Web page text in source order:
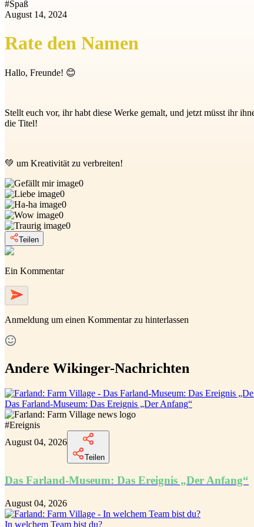
#Spaß
August 14, 2024
Rate den Namen
Hallo, Freunde! 😊
Stellt euch vor, ihr habt diese Werke gemalt, und jetzt müsst ihr
die Titel!
💚 um Kreativität zu verbreiten!
0
0
0
0
0
Teilen
Ein Kommentar
Anmeldung um einen Kommentar zu hinterlassen
Andere Wikinger-Nachrichten
Das Farland-Museum: Das Ereignis „Der Anfang“
#Ereignis
August 04, 2026
Teilen
Das Farland-Museum: Das Ereignis „Der Anfang“
August 04, 2026
In welchem Team bist du?